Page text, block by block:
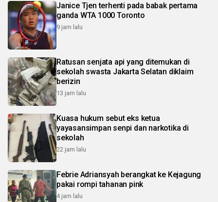
Janice Tjen terhenti pada babak pertama
ganda WTA 1000 Toronto
9 jam lalu
Ratusan senjata api yang ditemukan di
sekolah swasta Jakarta Selatan diklaim
berizin
13 jam lalu
Kuasa hukum sebut eks ketua
yayasansimpan senpi dan narkotika di
sekolah
22 jam lalu
Febrie Adriansyah berangkat ke Kejagung
pakai rompi tahanan pink
4 jam lalu